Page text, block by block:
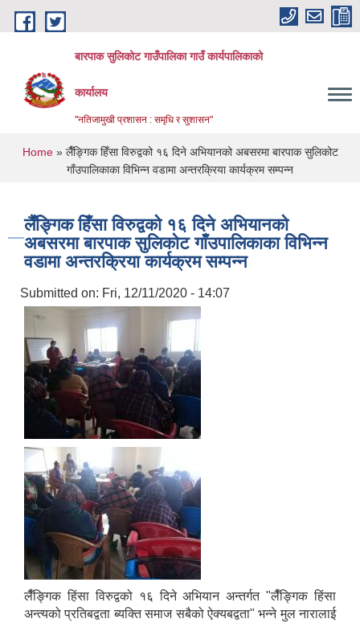
Skip to main content
बारपाक सुलिकोट गाउँपालिका गाउँ कार्यपालिकाको
कार्यालय
"नतिजामुखी प्रशासन : समृधि र सुशासन"
You are here
Home» लैँङ्गिक हिँसा विरुद्वको १६ दिने अभियानको अबसरमा बारपाक सुलिकोट
गाँउपालिकाका विभिन्न वडामा अन्तरक्रिया कार्यक्रम सम्पन्न
लैँङ्गिक हिँसा विरुद्वको १६ दिने अभियानको
अबसरमा बारपाक सुलिकोट गाँउपालिकाका विभिन्न
वडामा अन्तरक्रिया कार्यक्रम सम्पन्न
Submitted on: Fri, 12/11/2020 - 14:07
लैँङ्गिक हिंसा विरुद्वको १६ दिने अभियान अन्तर्गत "लैँङ्गिक हिंसा
अन्त्यको प्रतिबद्वता ब्यक्ति समाज सबैको ऐक्यबद्वता" भन्ने मुल नारालाई